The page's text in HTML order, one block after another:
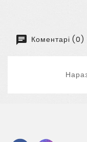
Коментарі (0)